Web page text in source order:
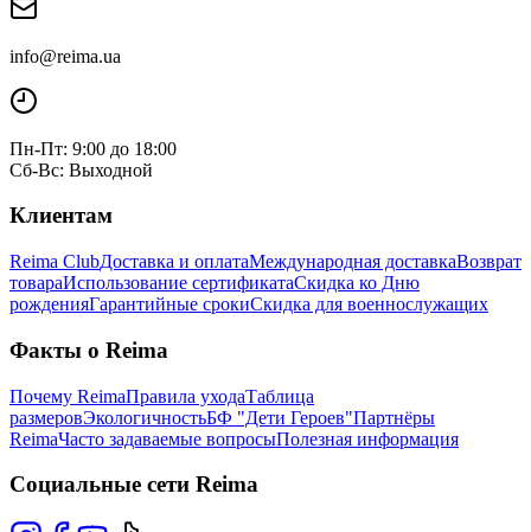
info@reima.ua
Пн-Пт: 9:00 до 18:00
Сб-Вс: Выходной
Клиентам
Reima ClubДоставка и оплатаМеждународная доставкаВозврат
товараИспользование сертификатаСкидка ко Дню
рожденияГарантийные срокиСкидка для военнослужащих
Факты о Reima
Почему ReimaПравила уходаТаблица
размеровЭкологичностьБФ "Дети Героев"Партнёры
ReimaЧасто задаваемые вопросыПолезная информация
Социальные сети Reima